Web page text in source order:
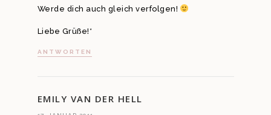
Werde dich auch gleich verfolgen!
Liebe Grüße!*
ANTWORTEN
EMILY VAN DER HELL